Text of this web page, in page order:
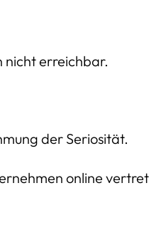
nicht erreichbar.
der Seriosität.
online